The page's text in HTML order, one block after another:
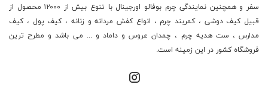
سفر و همچنین نمایندگی چرم بوفالو اورجینال با تنوع بیش از ۱۲۰۰۰ محصول از
قبیل کیف دوشی ، کمربند چرم ، انواع کفش مردانه و زنانه ، کیف پول ، کیف
مدارس ، ست هدیه چرم ، چمدان عروس و داماد و ... می باشد و مطرح ترین
فروشگاه کشور در این زمینه است.